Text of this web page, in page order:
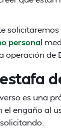
personal
operación de
es una
el engaño al